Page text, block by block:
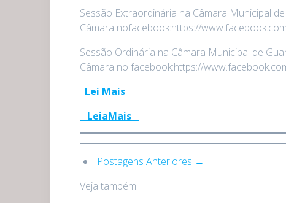
Sessão Extraordinária na Câmara Municipal
Câmara nofacebook:https://
Sessão Ordinária na Câmara Municipal de
Câmara no facebook:https://
Lei Mais
LeiaMais
Postagens Anteriores →
Veja também